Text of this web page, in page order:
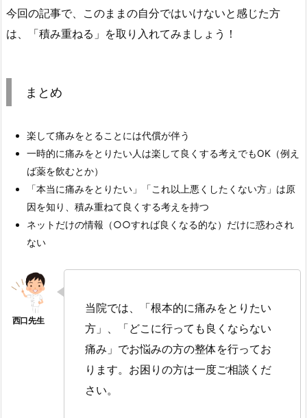
今回の記事で、このままの自分ではいけないと感じた方
は、「積み重ねる」を取り入れてみましょう！
まとめ
楽して痛みをとることには代償が伴う
一時的に痛みをとりたい人は楽して良くする考えでもOK（例え
ば薬を飲むとか）
「本当に痛みをとりたい」「これ以上悪くしたくない方」は原
因を知り、積み重ねて良くする考えを持つ
ネットだけの情報（○○すれば良くなる的な）だけに惑わされ
ない
当院では、「根本的に痛みをとりたい
方」、「どこに行っても良くならない
痛み」でお悩みの方の整体を行ってお
ります。お困りの方は一度ご相談くだ
さい。